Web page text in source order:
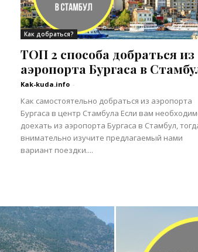
Как добраться?
ТОП 2 способа добраться из
аэропорта Бургаса в
Kak-kuda.info -
Как самостоятельно добраться из аэропорта
Бургаса в центр Стамбула Если вам
доехать из аэропорта Бургаса в Стамбул,
внимательно изучите предлагаемый нами
вариант поездки....